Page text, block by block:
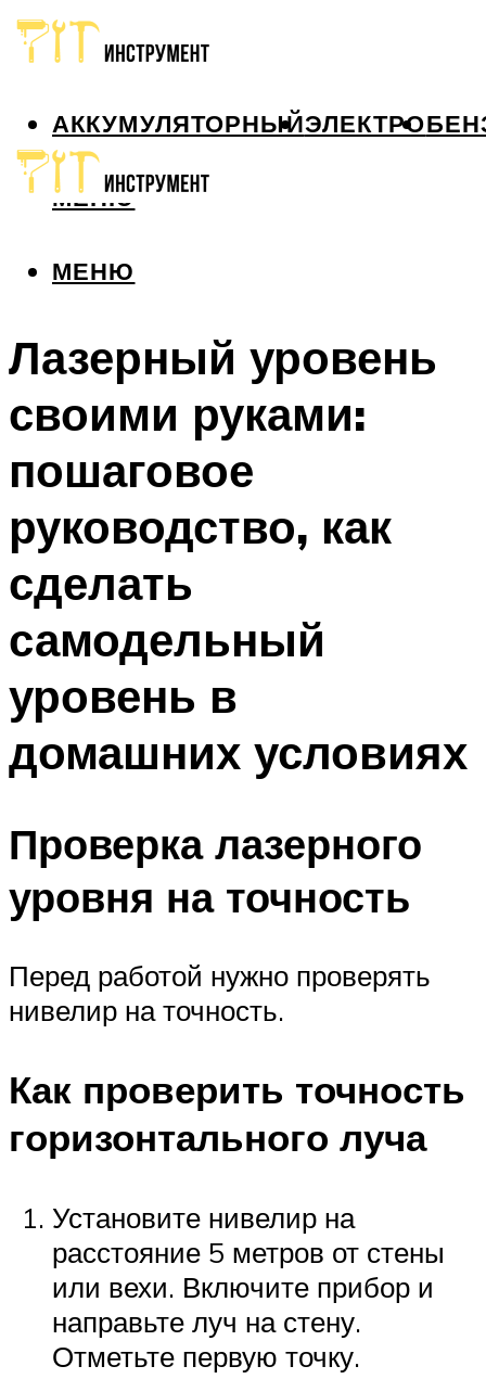
АККУМУЛЯТОРНЫЙЭЛЕКТРО
МЕНЮ
МЕНЮ
Лазерный уровень
своими руками:
пошаговое
руководство, как
сделать
самодельный
уровень в
домашних условиях
Проверка лазерного
уровня на точность
Перед работой нужно проверять
нивелир на точность.
Как проверить точность
горизонтального луча
Установите нивелир на
расстояние 5 метров от стены
или вехи. Включите прибор и
направьте луч на стену.
Отметьте первую точку.